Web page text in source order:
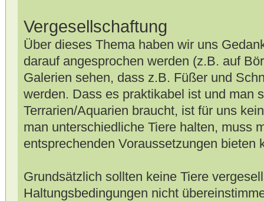
Vergesellschaftung
Über dieses Thema haben wir uns
darauf angesprochen werden (z.B. auf
Galerien sehen, dass z.B. Füßer und
werden. Dass es praktikabel ist und man
Terrarien/Aquarien braucht, ist für uns
man unterschiedliche Tiere halten, muss
entsprechenden Voraussetzungen bieten
Grundsätzlich sollten keine Tiere
Haltungsbedingungen nicht